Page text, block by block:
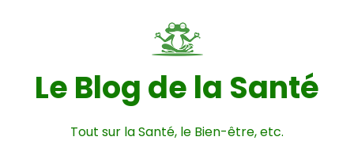
Le Blog de la Santé
Tout sur la Santé, le Bien-être, etc.